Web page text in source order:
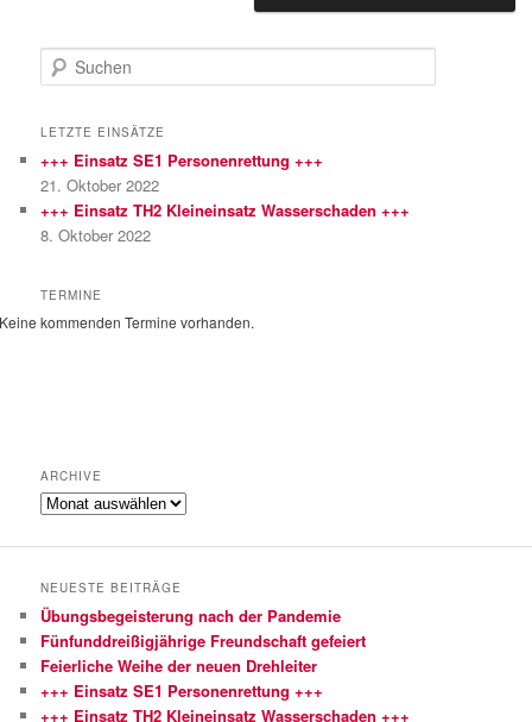
u
h
n
LETZTE EINSÄTZE
+++ Einsatz SE1 Personenrettung +++
21. Oktober 2022
+++ Einsatz TH2 Kleineinsatz Wasserschaden +++
8. Oktober 2022
TERMINE
Keine kommenden Termine vorhanden.
ARCHIVE
Archive
NEUESTE BEITRÄGE
Übungsbegeisterung nach der Pandemie
Fünfunddreißigjährige Freundschaft gefeiert
Feierliche Weihe der neuen Drehleiter
+++ Einsatz SE1 Personenrettung +++
+++ Einsatz TH2 Kleineinsatz Wasserschaden +++